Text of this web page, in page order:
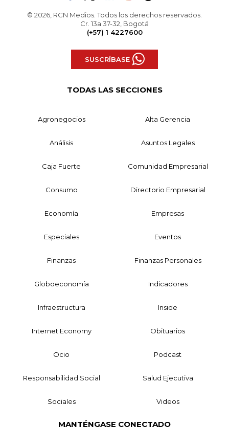
© 2026, RCN Medios. Todos los derechos reservados.
Cr. 13a 37-32, Bogotá
(+57) 1 4227600
SUSCRÍBASE
TODAS LAS SECCIONES
Agronegocios Alta Gerencia
Análisis Asuntos Legales
Caja Fuerte Comunidad Empresarial
Consumo Directorio Empresarial
Economía Empresas
Especiales Eventos
Finanzas Finanzas Personales
Globoeconomía Indicadores
Infraestructura Inside
Internet Economy Obituarios
Ocio Podcast
Responsabilidad Social Salud Ejecutiva
Sociales Videos
MANTÉNGASE CONECTADO